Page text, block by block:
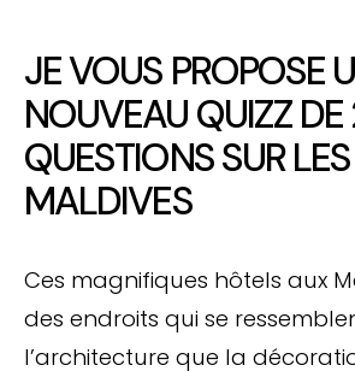
JE VOUS PROPOSE
NOUVEAU QUIZZ
QUESTIONS SUR LES
MALDIVES
Ces magnifiques hôtels aux
des endroits qui se
l’architecture que la